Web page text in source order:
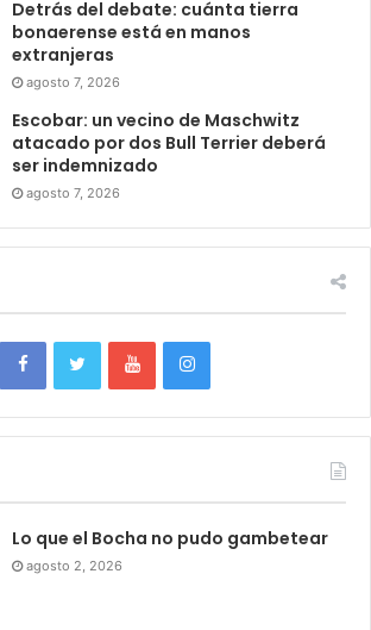
Detrás del debate: cuánta tierra
bonaerense está en manos
extranjeras
agosto 7, 2026
Escobar: un vecino de Maschwitz
atacado por dos Bull Terrier deberá
ser indemnizado
agosto 7, 2026
Lo que el Bocha no pudo gambetear
agosto 2, 2026